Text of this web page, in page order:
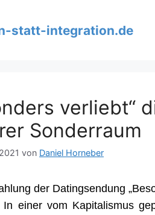
statt-integration.de
verliebt“
Sonderraum
von Daniel Horneber
der Datingsendung
In einer vom Kapitalismus